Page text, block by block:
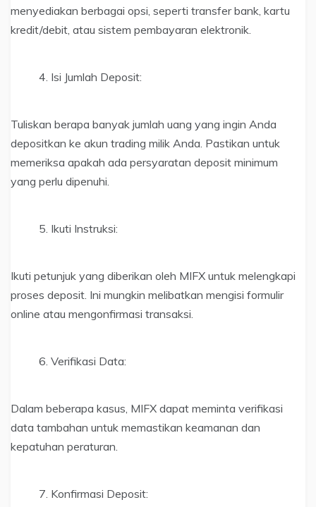
menyediakan berbagai opsi, seperti transfer bank, kartu
kredit/debit, atau sistem pembayaran elektronik.
Isi Jumlah Deposit:
Tuliskan berapa banyak jumlah uang yang ingin Anda
depositkan ke akun trading milik Anda. Pastikan untuk
memeriksa apakah ada persyaratan deposit minimum
yang perlu dipenuhi.
Ikuti Instruksi:
Ikuti petunjuk yang diberikan oleh MIFX untuk melengkapi
proses deposit. Ini mungkin melibatkan mengisi formulir
online atau mengonfirmasi transaksi.
Verifikasi Data:
Dalam beberapa kasus, MIFX dapat meminta verifikasi
data tambahan untuk memastikan keamanan dan
kepatuhan peraturan.
Konfirmasi Deposit: